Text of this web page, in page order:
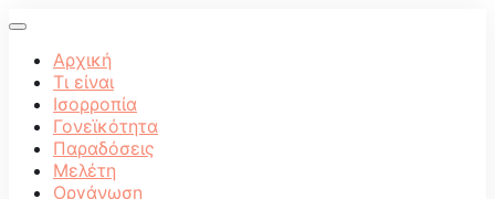
Αρχική
Τι είναι
Ισορροπία
Γονεϊκότητα
Παραδόσεις
Μελέτη
Οργάνωση